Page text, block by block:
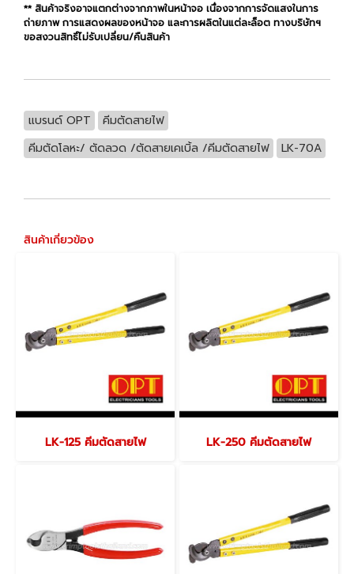
** สินค้าจริงอาจแตกต่างจากภาพในหน้าจอ เนื่องจากการจัดแสงในการ
ถ่ายภาพ การแสดงผลของหน้าจอ และการผลิตในแต่ละล็อต ทางบริษัทฯ
ขอสงวนสิทธิ์ไม่รับเปลี่ยน/คืนสินค้า
แบรนด์ OPT
คีมตัดสายไฟ
คีมตัดโลหะ/ ตัดลวด /ตัดสายเคเบิ้ล /คีมตัดสายไฟ
LK-70A
สินค้าเกี่ยวข้อง
LK-125 คีมตัดสายไฟ LK-250 คีมตัดสายไฟ